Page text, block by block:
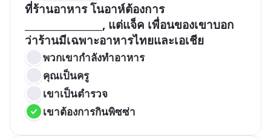
ที่ร้านอาหาร โนอาห์ต้องการ
________________, แต่แจ็ค เพื่อนของเขาบอก
ว่าร้านมีเฉพาะอาหารไทยและเอเชีย
พวกเขากำลังทำอาหาร
คุณเป็นครู
เขาเป็นตำรวจ
เขาต้องการกินพิซซ่า